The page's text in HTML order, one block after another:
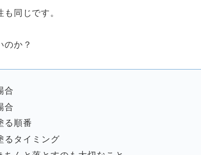
同じです。
のか？
合
合
る順番
るタイミング